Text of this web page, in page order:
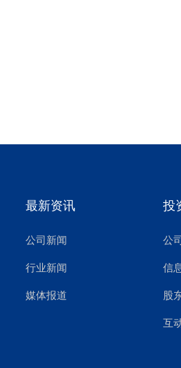
最新资讯
公司新闻
行业新闻
媒体报道
投
公
信
股
互